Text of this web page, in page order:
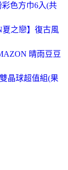
色方巾6入(共
夏之戀】復古風
晴雨豆豆
晶球超值組(果